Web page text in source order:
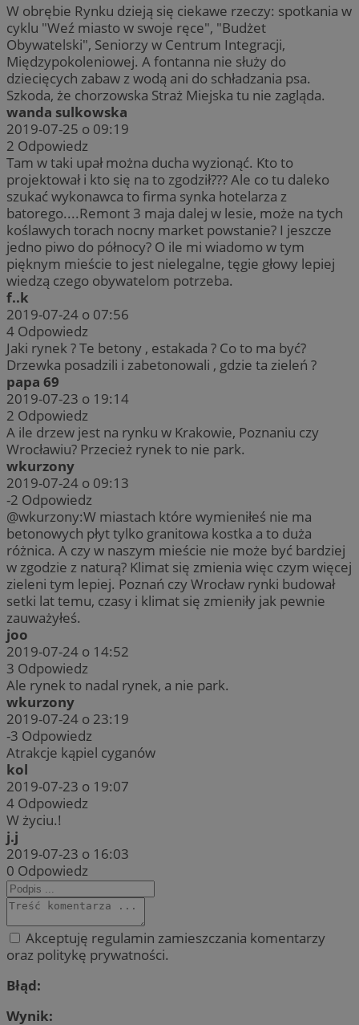
W obrębie Rynku dzieją się ciekawe rzeczy: spotkania w
cyklu "Weź miasto w swoje ręce", "Budżet
Obywatelski", Seniorzy w Centrum Integracji,
Międzypokoleniowej. A fontanna nie służy do
dziecięcych zabaw z wodą ani do schładzania psa.
Szkoda, że chorzowska Straż Miejska tu nie zagląda.
wanda sulkowska
2019-07-25 o 09:19
2 Odpowiedz
Tam w taki upał można ducha wyzionąć. Kto to
projektował i kto się na to zgodził??? Ale co tu daleko
szukać wykonawca to firma synka hotelarza z
batorego....Remont 3 maja dalej w lesie, może na tych
koślawych torach nocny market powstanie? I jeszcze
jedno piwo do północy? O ile mi wiadomo w tym
pięknym mieście to jest nielegalne, tęgie głowy lepiej
wiedzą czego obywatelom potrzeba.
f..k
2019-07-24 o 07:56
4 Odpowiedz
Jaki rynek ? Te betony , estakada ? Co to ma być?
Drzewka posadzili i zabetonowali , gdzie ta zieleń ?
papa 69
2019-07-23 o 19:14
2 Odpowiedz
A ile drzew jest na rynku w Krakowie, Poznaniu czy
Wrocławiu? Przecież rynek to nie park.
wkurzony
2019-07-24 o 09:13
-2 Odpowiedz
@wkurzony:W miastach które wymieniłeś nie ma
betonowych płyt tylko granitowa kostka a to duża
różnica. A czy w naszym mieście nie może być bardziej
w zgodzie z naturą? Klimat się zmienia więc czym więcej
zieleni tym lepiej. Poznań czy Wrocław rynki budował
setki lat temu, czasy i klimat się zmieniły jak pewnie
zauważyłeś.
joo
2019-07-24 o 14:52
3 Odpowiedz
Ale rynek to nadal rynek, a nie park.
wkurzony
2019-07-24 o 23:19
-3 Odpowiedz
Atrakcje kąpiel cyganów
kol
2019-07-23 o 19:07
4 Odpowiedz
W życiu.!
j.j
2019-07-23 o 16:03
0 Odpowiedz
Akceptuję regulamin zamieszczania komentarzy
oraz politykę prywatności.
Błąd:
Wynik: